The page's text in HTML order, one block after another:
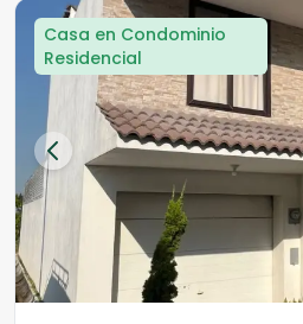
Casa en Condominio
Residencial